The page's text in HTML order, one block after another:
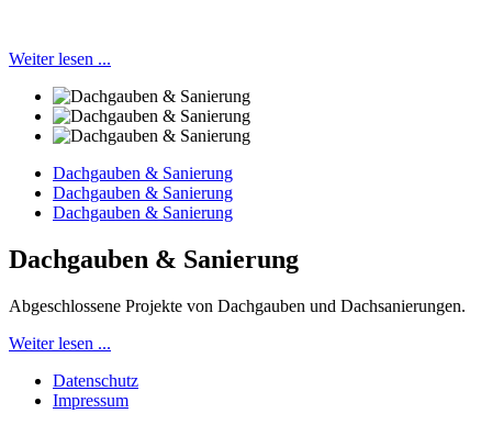
Weiter lesen ...
Dachgauben & Sanierung
Dachgauben & Sanierung
Dachgauben & Sanierung
Dachgauben & Sanierung
Abgeschlossene Projekte von Dachgauben und Dachsanierungen.
Weiter lesen ...
Datenschutz
Impressum